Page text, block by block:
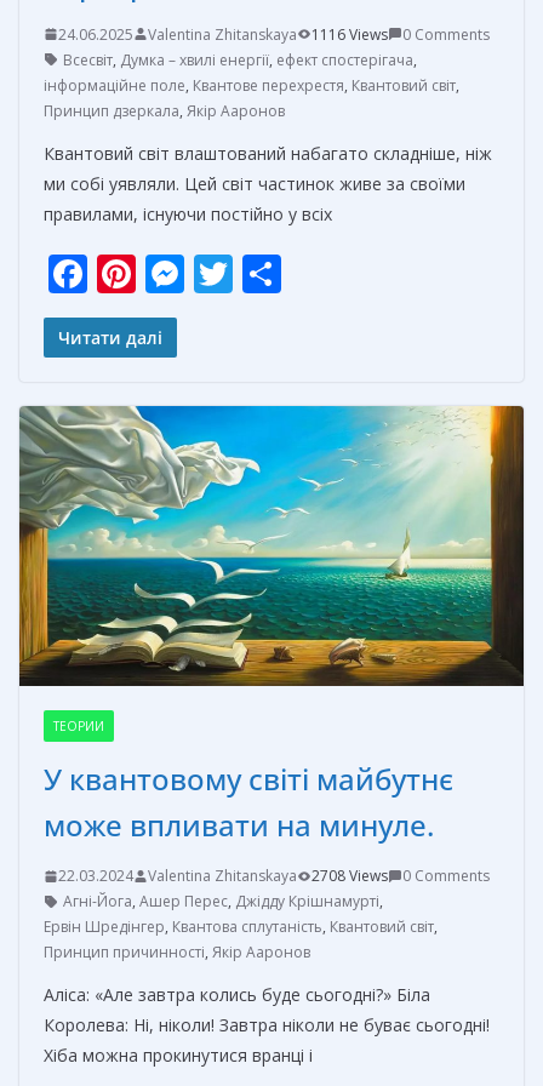
24.06.2025 Valentina Zhitanskaya 1116 Views
0 Comments
Всесвіт, Думка – хвилі енергії, ефект спостерігача,
інформаційне поле, Квантове перехрестя, Квантовий світ,
Принцип дзеркала, Якір Ааронов
Квантовий світ влаштований набагато складніше, ніж
ми собі уявляли. Цей світ частинок живе за своїми
правилами, існуючи постійно у всіх
F
ac
e
o
o
k
Pi
nt
er
st
M
n
g
er
T
в
и
т
ь
Читати далі
ТЕОРИИ
У квантовому світі майбутнє
може впливати на минуле.
22.03.2024 Valentina Zhitanskaya 2708 Views
0 Comments
Агні-Йога, Ашер Перес, Джідду Крішнамурті,
Ервін Шредінгер, Квантова сплутаність, Квантовий світ,
Принцип причинності, Якір Ааронов
Аліса: «Але завтра колись буде сьогодні?» Біла
Королева: Ні, ніколи! Завтра ніколи не буває сьогодні!
Хіба можна прокинутися вранці і